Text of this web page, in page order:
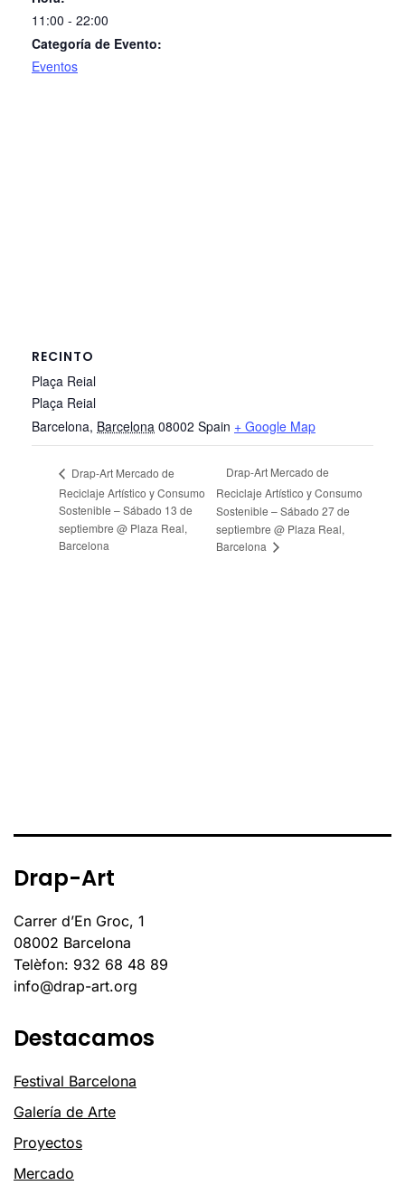
11:00 - 22:00
Categoría de Evento:
Eventos
RECINTO
Plaça Reial
Plaça Reial
Barcelona, Barcelona 08002 Spain + Google Map
Drap-Art Mercado de
Reciclaje Artístico y Consumo
Sostenible – Sábado 13 de
septiembre @ Plaza Real,
Barcelona
Drap-Art Mercado de
Reciclaje Artístico y Consumo
Sostenible – Sábado 27 de
septiembre @ Plaza Real,
Barcelona
Drap-Art
Carrer d’En Groc, 1
08002 Barcelona
Telèfon: 932 68 48 89
info@drap-art.org
Destacamos
Festival Barcelona
Galería de Arte
Proyectos
Mercado